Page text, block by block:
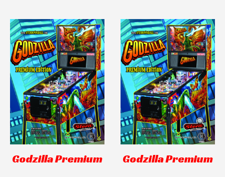
Godzilla Premium Godzilla Premium